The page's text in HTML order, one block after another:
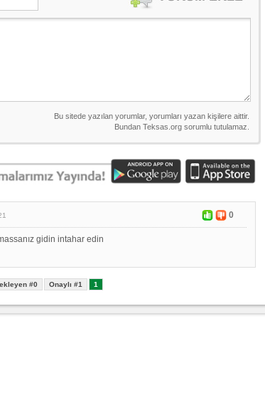
0
gidin intahar edin
#0 Onaylı #1 1
- -
1. Lig 32. Hafta